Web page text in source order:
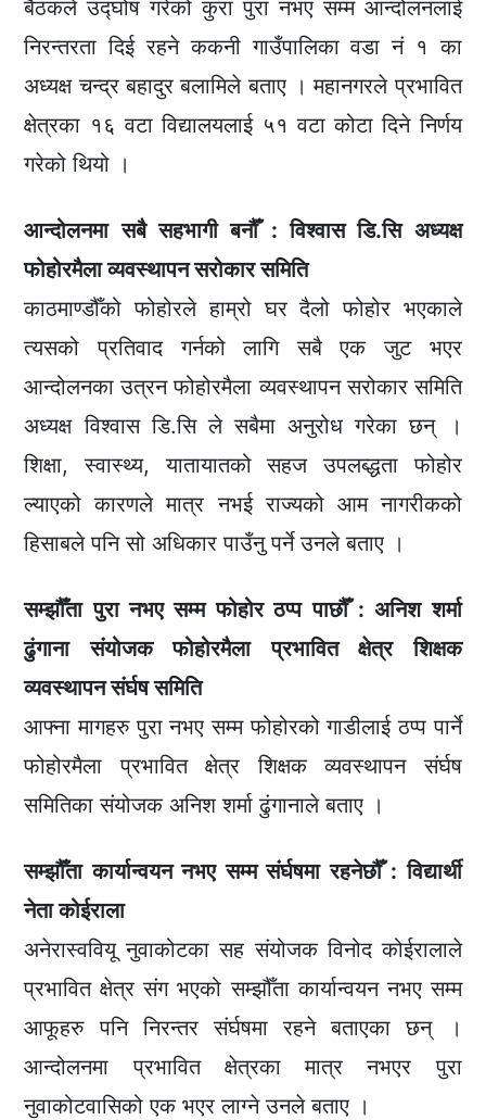
बैठकले उद्घोष गरेको कुरा पुरा नभए सम्म आन्दोलनलाई
निरन्तरता दिई रहने ककनी गाउँपालिका वडा नं १ का
अध्यक्ष चन्द्र बहादुर बलामिले बताए । महानगरले प्रभावित
क्षेत्रका १६ वटा विद्यालयलाई ५१ वटा कोटा दिने निर्णय
गरेको थियो ।
आन्दोलनमा सबै सहभागी बनौँ : विश्वास डि.सि अध्यक्ष
फोहोरमैला व्यवस्थापन सरोकार समिति
काठमाण्डौँको फोहोरले हाम्रो घर दैलो फोहोर भएकाले
त्यसको प्रतिवाद गर्नको लागि सबै एक जुट भएर
आन्दोलनका उत्रन फोहोरमैला व्यवस्थापन सरोकार समिति
अध्यक्ष विश्वास डि.सि ले सबैमा अनुरोध गरेका छन् ।
शिक्षा, स्वास्थ्य, यातायातको सहज उपलब्द्धता फोहोर
ल्याएको कारणले मात्र नभई राज्यको आम नागरीकको
हिसाबले पनि सो अधिकार पाउँनु पर्ने उनले बताए ।
सम्झौँता पुरा नभए सम्म फोहोर ठप्प पाछौँ : अनिश शर्मा
ढुंगाना संयोजक फोहोरमैला प्रभावित क्षेत्र शिक्षक
व्यवस्थापन संर्घष समिति
आफ्ना मागहरु पुरा नभए सम्म फोहोरको गाडीलाई ठप्प पार्ने
फोहोरमैला प्रभावित क्षेत्र शिक्षक व्यवस्थापन संर्घष
समितिका संयोजक अनिश शर्मा ढुंगानाले बताए ।
सम्झौँता कार्यान्वयन नभए सम्म संर्घषमा रहनेछौँ : विद्यार्थी
नेता कोईराला
अनेरास्ववियू नुवाकोटका सह संयोजक विनोद कोईरालाले
प्रभावित क्षेत्र संग भएको सम्झौँता कार्यान्वयन नभए सम्म
आफूहरु पनि निरन्तर संर्घषमा रहने बताएका छन् ।
आन्दोलनमा प्रभावित क्षेत्रका मात्र नभएर पुरा
नुवाकोटवासिको एक भएर लाग्ने उनले बताए ।